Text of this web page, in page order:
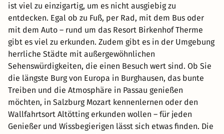
ist viel zu einzigartig, um es nicht ausgiebig zu
entdecken. Egal ob zu Fuß, per Rad, mit dem Bus oder
mit dem Auto – rund um das Resort Birkenhof Therme
gibt es viel zu erkunden. Zudem gibt es in der Umgebung
herrliche Städte mit außergewöhnlichen
Sehenswürdigkeiten, die einen Besuch wert sind. Ob Sie
die längste Burg von Europa in Burghausen, das bunte
Treiben und die Atmosphäre in Passau genießen
möchten, in Salzburg Mozart kennenlernen oder den
Wallfahrtsort Altötting erkunden wollen – für jeden
Genießer und Wissbegierigen lässt sich etwas finden. Die